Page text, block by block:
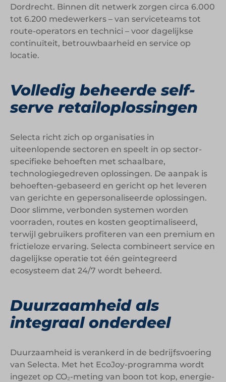
Dordrecht. Binnen dit netwerk zorgen circa 6.000
tot 6.200 medewerkers – van serviceteams tot
route-operators en technici – voor dagelijkse
continuïteit, betrouwbaarheid en service op
locatie.
Volledig beheerde self-
serve retailoplossingen
Selecta richt zich op organisaties in
uiteenlopende sectoren en speelt in op sector-
specifieke behoeften met schaalbare,
technologiegedreven oplossingen. De aanpak is
behoeften-gebaseerd en gericht op het leveren
van gerichte en gepersonaliseerde oplossingen.
Door slimme, verbonden systemen worden
voorraden, routes en kosten geoptimaliseerd,
terwijl gebruikers profiteren van een premium en
frictieloze ervaring. Selecta combineert service en
dagelijkse operatie tot één geïntegreerd
ecosysteem dat 24/7 wordt beheerd.
Duurzaamheid als
integraal onderdeel
Duurzaamheid is verankerd in de bedrijfsvoering
van Selecta. Met het EcoJoy-programma wordt
ingezet op CO₂-meting van boon tot kop, energie-